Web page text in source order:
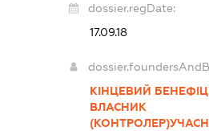
dossier.regDate:
17.09.18
КІНЦЕВИЙ
ВЛАСНИК